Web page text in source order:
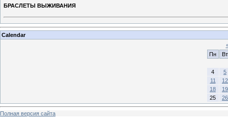
БРАСЛЕТЫ ВЫЖИВАНИЯ
Calendar
Пн
Вт
4
5
11
12
18
19
25
26
Полная версия сайта